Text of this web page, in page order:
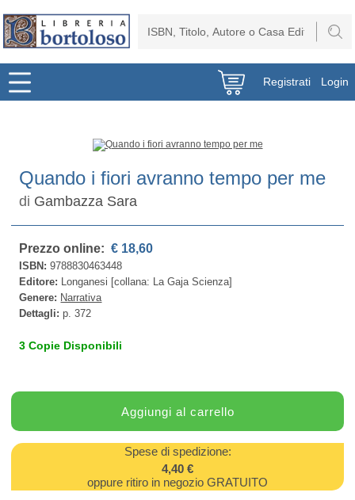
Registrati Login
Quando i fiori avranno tempo per me
di Gambazza Sara
Prezzo online: € 18,60
ISBN:9788830463448
Editore: Longanesi [collana: La Gaja Scienza]
Genere: Narrativa
Dettagli:p. 372
3 Copie Disponibili
Spese di spedizione:
4,40 €
oppure ritiro in negozio GRATUITO